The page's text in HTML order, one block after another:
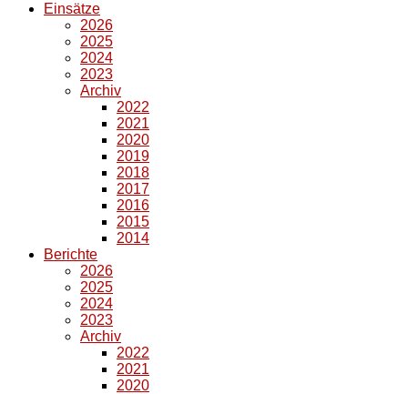
Einsätze
2026
2025
2024
2023
Archiv
2022
2021
2020
2019
2018
2017
2016
2015
2014
Berichte
2026
2025
2024
2023
Archiv
2022
2021
2020